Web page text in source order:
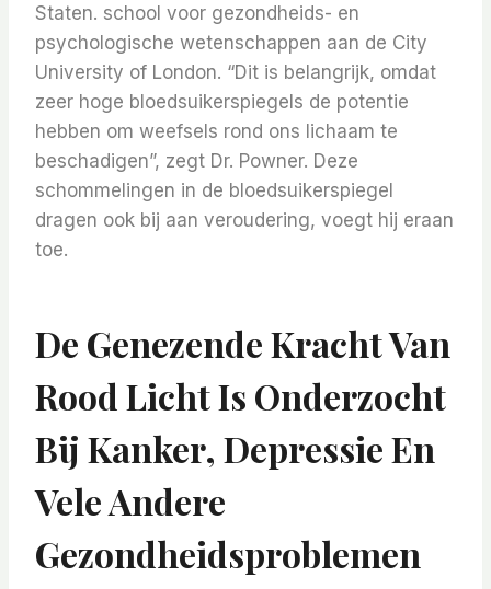
Staten. school voor gezondheids- en
psychologische wetenschappen aan de City
University of London. “Dit is belangrijk, omdat
zeer hoge bloedsuikerspiegels de potentie
hebben om weefsels rond ons lichaam te
beschadigen”, zegt Dr. Powner. Deze
schommelingen in de bloedsuikerspiegel
dragen ook bij aan veroudering, voegt hij eraan
toe.
De Genezende Kracht Van
Rood Licht Is Onderzocht
Bij Kanker, Depressie En
Vele Andere
Gezondheidsproblemen